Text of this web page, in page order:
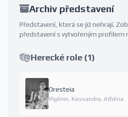
Archiv představení
Představení, která se již nehrají.
představení s vytvořeným profilem
Herecké role (1)
Oresteia
Ifigénie, Kassandra, Athéna